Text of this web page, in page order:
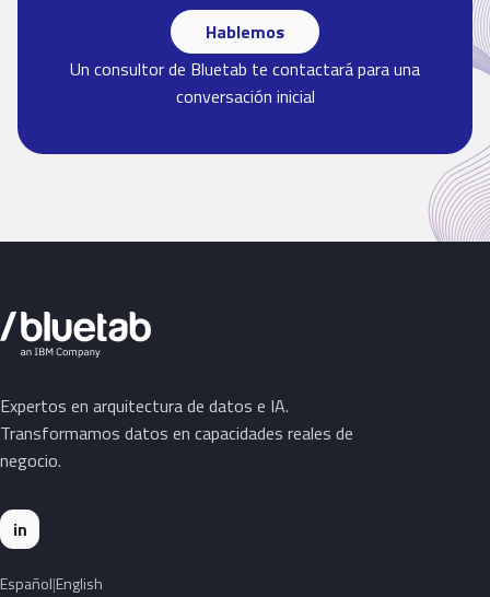
Hablemos
Un consultor de Bluetab te contactará para una
conversación inicial
Expertos en arquitectura de datos e IA.
Transformamos datos en capacidades reales de
negocio.
in
Español English